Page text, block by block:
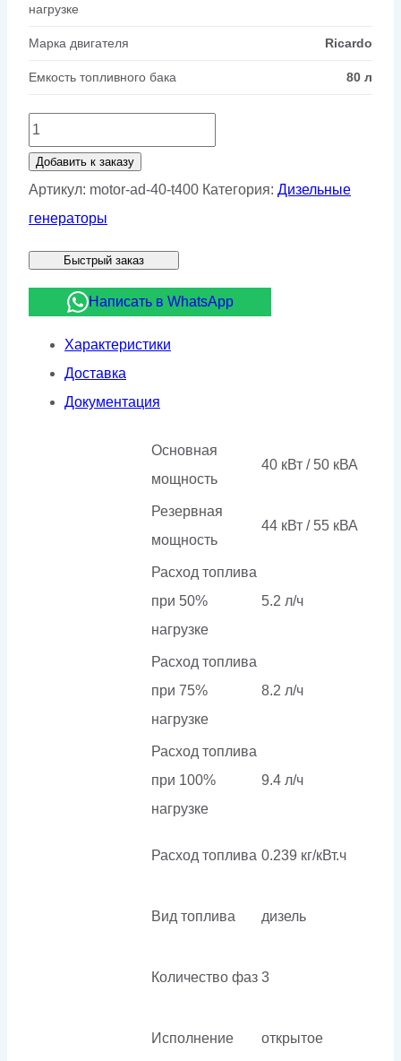
нагрузке
Марка двигателя Ricardo
Емкость топливного бака 80 л
Количество
товара
Дизельный
генератор
АД
Добавить к заказу
Артикул: motor-ad-40-t400 Категория: Дизельные
генераторы
Быстрый заказ
Написать в WhatsApp
Характеристики
Доставка
Документация
Основная
мощность
40 кВт / 50 кВА
Резервная
мощность
44 кВт / 55 кВА
Расход топлива
при 50%
нагрузке
5.2 л/ч
Расход топлива
при 75%
нагрузке
8.2 л/ч
Расход топлива
при 100%
нагрузке
9.4 л/ч
Расход топлива 0.239 кг/кВт.ч
Вид топлива дизель
Количество фаз 3
Исполнение открытое